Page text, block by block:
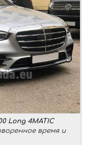
Long 4MATIC
время и